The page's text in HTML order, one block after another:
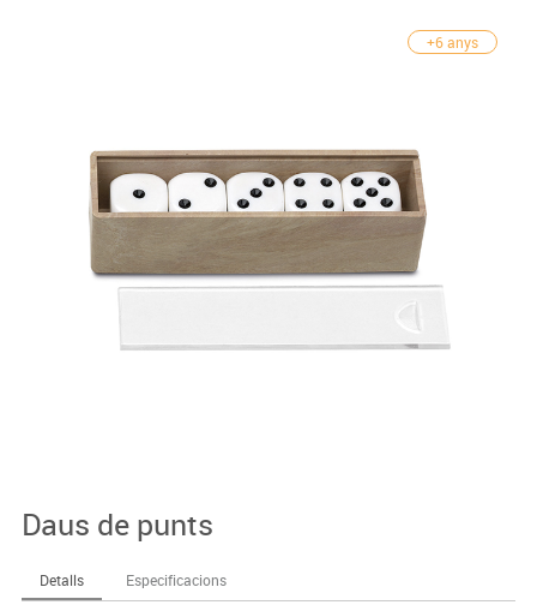
+6 anys
Daus de punts
Detalls Especificacions